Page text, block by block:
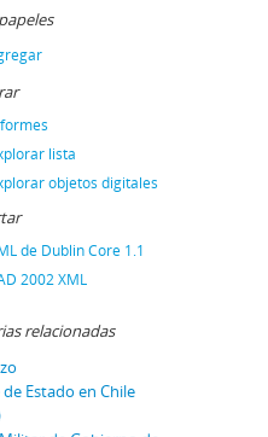
lista
objetos digitales
de Dublin Core 1.1
2002 XML
relacionadas
Estado en Chile